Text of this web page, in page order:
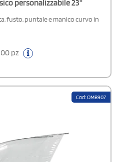
personalizzabile 23''
fusto, puntale e manico curvo in
pz
Cod: OMB907